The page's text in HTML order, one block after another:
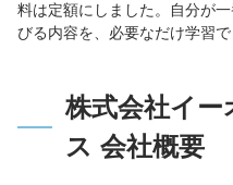
料は定額にしました。自分が
びる内容を、必要なだけ学習で
株式会社イ
ス 会社概要